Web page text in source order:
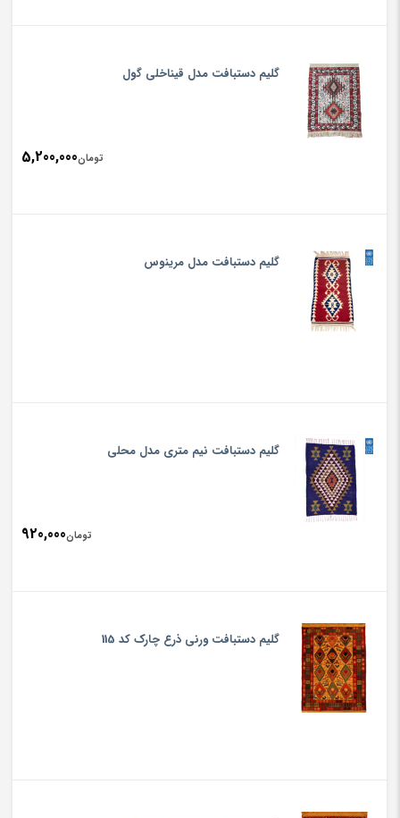
گلیم دستبافت مدل قیناخلی گول
تومان5,200,000
گلیم دستبافت مدل مرینوس
گلیم دستبافت نیم متری مدل محلی
تومان920,000
گلیم دستبافت ورنی ذرع چارک کد 115